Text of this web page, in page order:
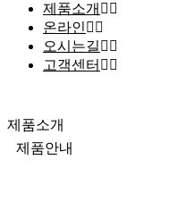
제품소개
온라인
오시는길
고객센터
제품소개
제품안내